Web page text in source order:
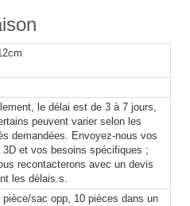
le délai est de 3 à 7 jours,
peuvent varier selon les
demandées. Envoyez-nous vos
3D et vos besoins spécifiques ;
recontacterons avec un devis
les délais.s.
pièce/sac opp, 10 pièces dans un